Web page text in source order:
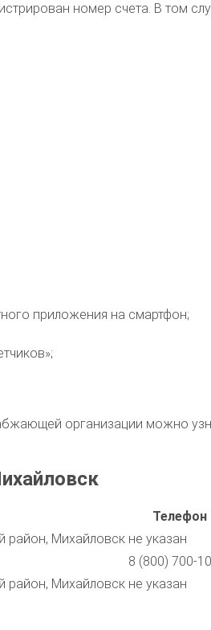
номер счета. В том
приложения на смартфон;
организации можно
Телефон
район, Михайловск не указан
8 (800) 700-
район, Михайловск не указан